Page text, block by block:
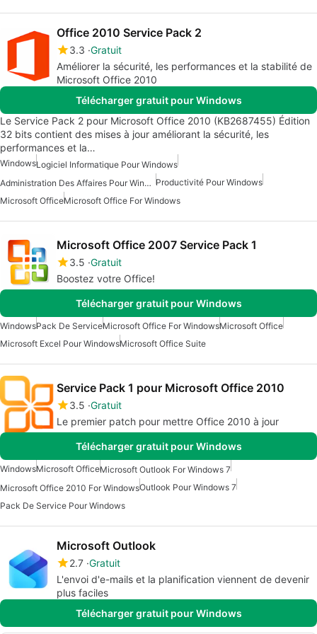
Office 2010 Service Pack 2
3.3 Gratuit
Améliorer la sécurité, les performances et la stabilité de
Microsoft Office 2010
Télécharger gratuit pour Windows
Le Service Pack 2 pour Microsoft Office 2010 (KB2687455) Édition
32 bits contient des mises à jour améliorant la sécurité, les
performances et la…
WindowsLogiciel Informatique Pour Windows
Administration Des Affaires Pour Windows Productivité Pour Windows
Microsoft OfficeMicrosoft Office For Windows
Microsoft Office 2007 Service Pack 1
3.5 Gratuit
Boostez votre Office!
Télécharger gratuit pour Windows
WindowsPack De ServiceMicrosoft Office For WindowsMicrosoft Office
Microsoft Excel Pour WindowsMicrosoft Office Suite
Service Pack 1 pour Microsoft Office 2010
3.5 Gratuit
Le premier patch pour mettre Office 2010 à jour
Télécharger gratuit pour Windows
WindowsMicrosoft OfficeMicrosoft Outlook For Windows 7
Microsoft Office 2010 For WindowsOutlook Pour Windows 7
Pack De Service Pour Windows
Microsoft Outlook
2.7 Gratuit
L'envoi d'e-mails et la planification viennent de devenir
plus faciles
Télécharger gratuit pour Windows